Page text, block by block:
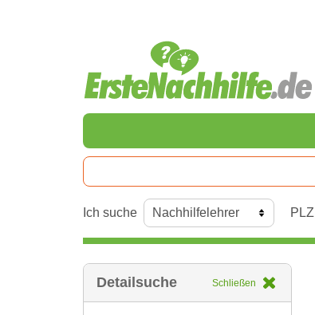
Ich suche PLZ
Detailsuche Schließen